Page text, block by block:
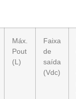
Máx.
Pout
(L)
Faixa
de
saída
(Vdc)